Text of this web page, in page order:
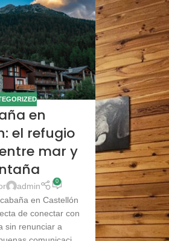
en
el refugio
mar y
admin 0
en Castellón
de conectar con
sin renunciar a
Uncategorized
RECENT